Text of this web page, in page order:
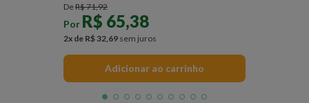
DeR$71,92
Por R$ 65,38
2x de R$ 32 69 sem juros
Adicionar ao carrinho